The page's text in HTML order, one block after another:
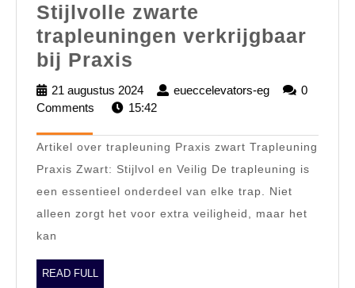
Stijlvolle zwarte
trapleuningen verkrijgbaar
bij Praxis
zwarte
trapleuningen
verkrijgbaar
bij
Praxis
21 augustus 2024
21
augustus
eueccelevators-eg
0
Comments
15:42
Artikel over trapleuning Praxis zwart Trapleuning
Praxis Zwart: Stijlvol en Veilig De trapleuning is
een essentieel onderdeel van elke trap. Niet
alleen zorgt het voor extra veiligheid, maar het
kan
READ FULL